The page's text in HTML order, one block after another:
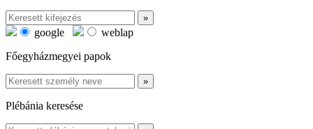
google
weblap
Főegyházmegyei papok
Plébánia keresése